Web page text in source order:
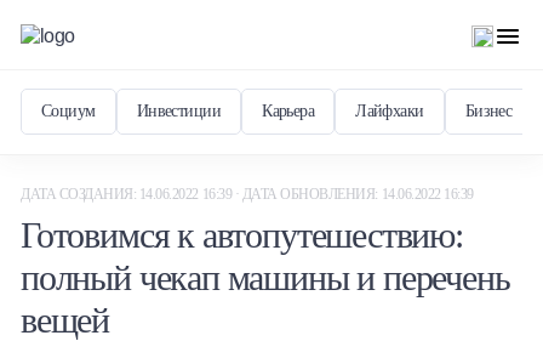
Социум Инвестиции Карьера Лайфхаки Бизнес
ДАТА СОЗДАНИЯ: 14.06.2022 16:39 · ДАТА ОБНОВЛЕНИЯ: 14.06.2022 16:39
Готовимся к автопутешествию:
полный чекап машины и перечень
вещей